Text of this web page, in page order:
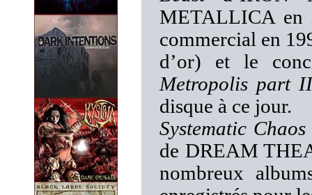
METALLICA en
commercial en
d’or) et le
Metropolis part II
disque à ce jour.
Systematic Chaos
de DREAM
nombreux